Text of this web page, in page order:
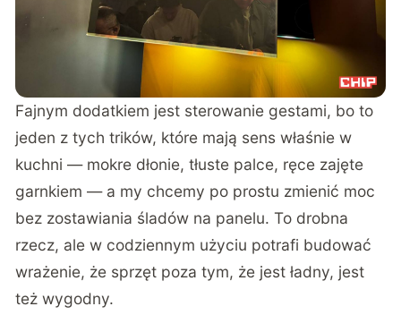
Fajnym dodatkiem jest sterowanie gestami, bo to
jeden z tych trików, które mają sens właśnie w
kuchni — mokre dłonie, tłuste palce, ręce zajęte
garnkiem — a my chcemy po prostu zmienić moc
bez zostawiania śladów na panelu. To drobna
rzecz, ale w codziennym użyciu potrafi budować
wrażenie, że sprzęt poza tym, że jest ładny, jest
też wygodny.